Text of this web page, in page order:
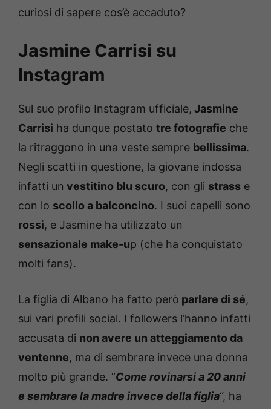
curiosi di sapere cos’è accaduto?
Jasmine Carrisi su
Instagram
Sul suo profilo Instagram ufficiale, Jasmine
Carrisi ha dunque postato tre fotografie che
la ritraggono in una veste sempre bellissima.
Negli scatti in questione, la giovane indossa
infatti un vestitino blu scuro, con gli strass e
con lo scollo a balconcino. I suoi capelli sono
rossi, e Jasmine ha utilizzato un
sensazionale make-up (che ha conquistato
molti fans).
La figlia di Albano ha fatto però parlare di sé,
sui vari profili social. I followers l’hanno infatti
accusata di non avere un atteggiamento da
ventenne, ma di sembrare invece una donna
molto più grande. “Come rovinarsi a 20 anni
e sembrare la madre invece della figlia“, ha